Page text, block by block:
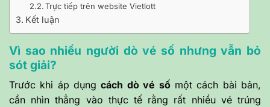
Trực tiếp trên website Vietlott
Kết luận
Vì sao nhiều người dò vé số nhưng vẫn bỏ
sót giải?
Trước khi áp dụngcách dò vé sốmột cách bài bản,
cần nhìn thẳng vào thực tế rằng rất nhiều vé trúng